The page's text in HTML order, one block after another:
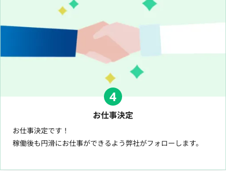
4
お仕事決定
お仕事決定です！
稼働後も円滑にお仕事ができるよう弊社がフォローします。